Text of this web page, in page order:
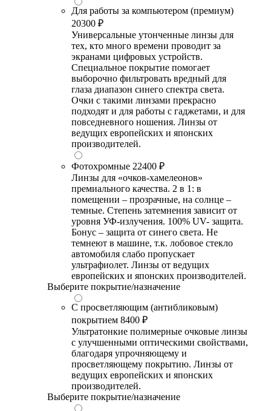
Для работы за компьютером (премиум)
20300 ₽
Универсальные утонченные линзы для
тех, кто много времени проводит за
экранами цифровых устройств.
Специальное покрытие помогает
выборочно фильтровать вредный для
глаза диапазон синего спектра света.
Очки с такими линзами прекрасно
подходят и для работы с гаджетами, и для
повседневного ношения. Линзы от
ведущих европейских и японских
производителей.
Фотохромные 22400 ₽
Линзы для «очков-хамелеонов»
премиального качества. 2 в 1: в
помещении – прозрачные, на солнце –
темные. Степень затемнения зависит от
уровня УФ-излучения. 100% UV- защита.
Бонус – защита от синего света. Не
темнеют в машине, т.к. лобовое стекло
автомобиля слабо пропускает
ультрафиолет. Линзы от ведущих
европейских и японских производителей.
Выберите покрытие/назначение
С просветляющим (антибликовым)
покрытием 8400 ₽
Ультратонкие полимерные очковые линзы
с улучшенными оптическими свойствами,
благодаря упрочняющему и
просветляющему покрытию. Линзы от
ведущих европейских и японских
производителей.
Выберите покрытие/назначение